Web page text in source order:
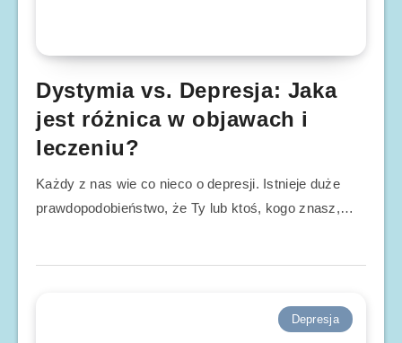
Dystymia vs. Depresja: Jaka
jest różnica w objawach i
leczeniu?
Każdy z nas wie co nieco o depresji. Istnieje duże
prawdopodobieństwo, że Ty lub ktoś, kogo znasz,…
Depresja